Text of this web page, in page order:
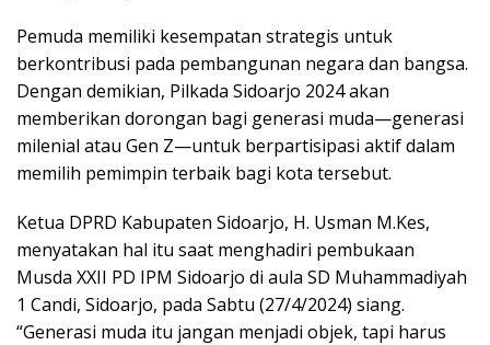
Pemuda memiliki kesempatan strategis untuk
berkontribusi pada pembangunan negara dan bangsa.
Dengan demikian, Pilkada Sidoarjo 2024 akan
memberikan dorongan bagi generasi muda—generasi
milenial atau Gen Z—untuk berpartisipasi aktif dalam
memilih pemimpin terbaik bagi kota tersebut.
Ketua DPRD Kabupaten Sidoarjo, H. Usman M.Kes,
menyatakan hal itu saat menghadiri pembukaan
Musda XXII PD IPM Sidoarjo di aula SD Muhammadiyah
1 Candi, Sidoarjo, pada Sabtu (27/4/2024) siang.
“Generasi muda itu jangan menjadi objek, tapi harus